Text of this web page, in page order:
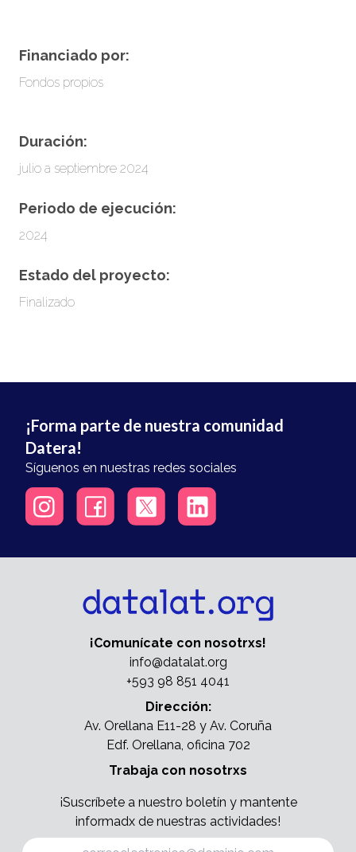
Financiado por:
Fondos propios
Duración:
julio a septiembre 2024
Periodo de ejecución:
2024
Estado del proyecto:
Finalizado
¡Forma parte de nuestra comunidad
Datera!
Síguenos en nuestras redes sociales
¡Comunícate con nosotrxs!
info@datalat.org
+593 98 851 4041
Dirección:
Av. Orellana E11-28 y Av. Coruña
Edf. Orellana, oficina 702
Trabaja con nosotrxs
¡Suscríbete a nuestro boletín y mantente
informadx de nuestras actividades!